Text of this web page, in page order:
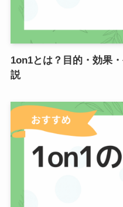
1on1とは？目的・効果
説